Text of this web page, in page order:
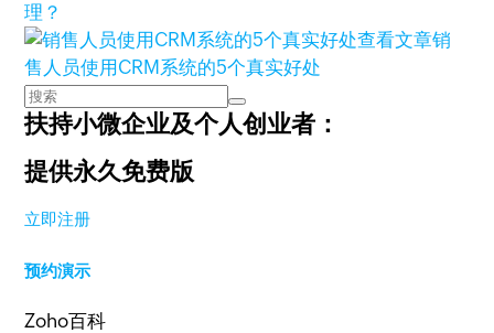
理？
查看文章销
售人员使用CRM系统的5个真实好处
扶持小微企业及个人创业者：
提供永久免费版
立即注册
预约演示
Zoho百科